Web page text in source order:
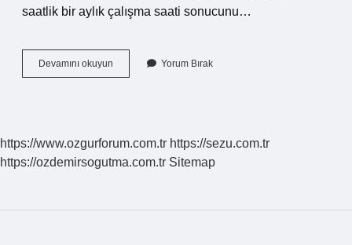
saatlik bir aylık çalışma saati sonucunu…
Devamını okuyun
Saatlik
Yorum Bırak
https://www.ozgurforum.com.tr https://sezu.com.tr
https://ozdemirsogutma.com.tr Sitemap